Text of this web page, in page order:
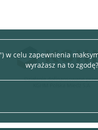
w celu zapewnienia
wyrażasz na to zgodę?